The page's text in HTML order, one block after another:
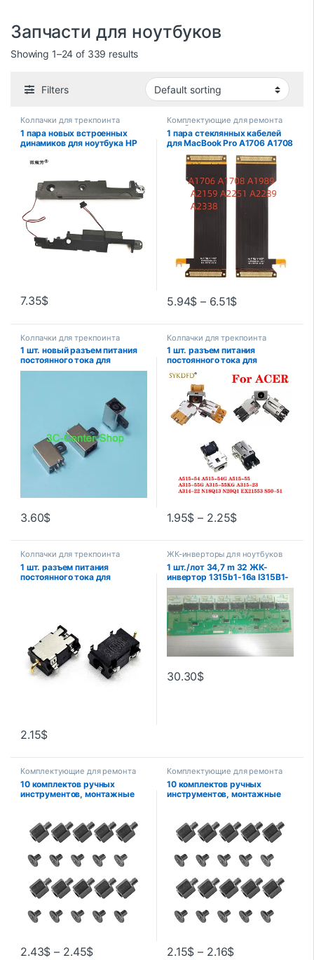
Запчасти для ноутбуков
Showing 1–24 of 339 results
Filters
Колпачки для трекпоинта
1 пара новых встроенных
динамиков для ноутбука HP
G7-1156NR g7-1113cl
дюйма
7.35$
Комплектующие для ремонта
ноутбуков
1 пара стеклянных кабелей
для MacBook Pro A1706 A1708
A2289 A2159 A1707 A1990,
гибкий кабель для ЖК-экрана
821-00732/821-00691
5.94$ – 6.51$
Колпачки для трекпоинта
1 шт. новый разъем питания
постоянного тока для
ноутбука DELL 7472 7572
5593 3505 3462 5347,
разъем постоянного тока
3.60$
Колпачки для трекпоинта
1 шт. разъем питания
постоянного тока для
ноутбука ACER A515-54
A515-54G A515-55 A315-55G
A315-55KG A315-23 A314-22
N18Q13 N20Q1 EX21553
1.95$ – 2.25$
Колпачки для трекпоинта
1 шт. разъем питания
постоянного тока для
постоянного тока
2.15$
ЖК-инверторы для ноутбуков
1 шт./лот 34,7 m 32 ЖК-
инвертор 1315b1-16a I315B1-
16A-C001D хорошего
качества
30.30$
Комплектующие для ремонта
ноутбуков
10 комплектов ручных
инструментов, монтажные
планшетов, ноутбуков,
материнских плат M.2 SSD
2.43$ – 2.45$
Комплектующие для ремонта
ноутбуков
10 комплектов ручных
инструментов, монтажные
гайка для телефона,
ноутбука, м.2 SSD
материнская плата твердый
винт-гвоздик
2.15$ – 2.16$